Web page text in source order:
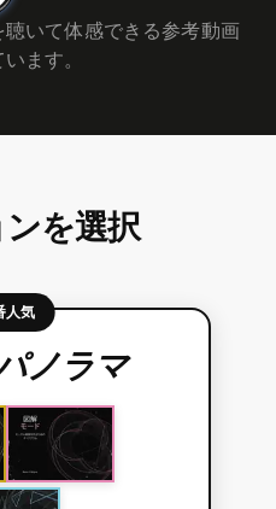
いて体感できる参考動画
ます。
を選択
人気
ノラマ